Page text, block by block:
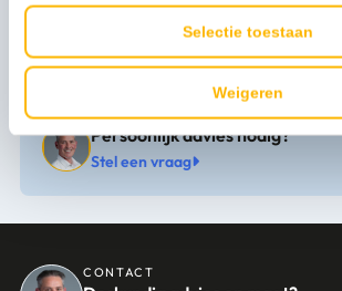
Selectie toestaan
Weigeren
Uitvoering Condenstrekker
Persoonlijk advies nodig?
Stel een vraag
CONTACT